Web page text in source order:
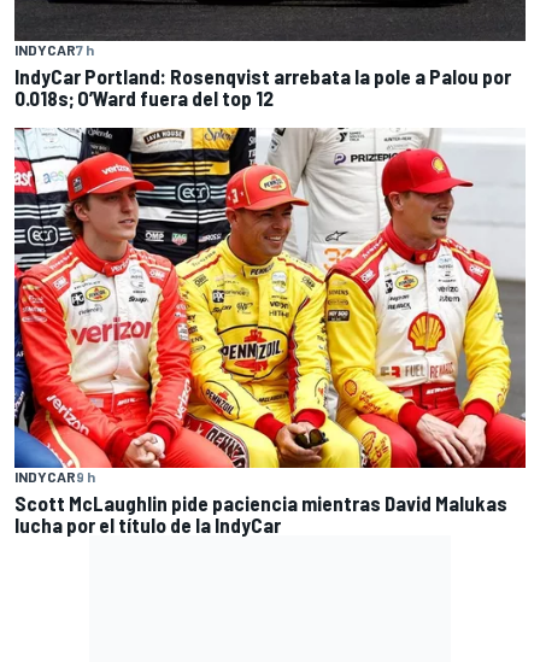
INDYCAR7 h
IndyCar Portland: Rosenqvist arrebata la pole a Palou por
0.018s; O’Ward fuera del top 12
INDYCAR9 h
Scott McLaughlin pide paciencia mientras David Malukas
lucha por el título de la IndyCar